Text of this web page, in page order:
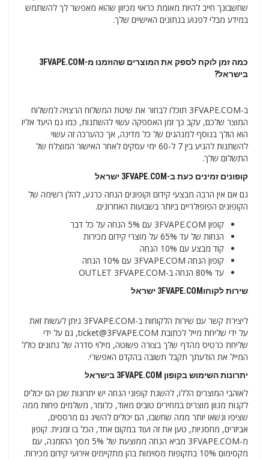
שחשבונך חייב להיות מאומת כראוי מכיוון שהוא מאפשר לך להשתמש
במידע מבלי לפגוע בנתונים האישיים שלך.
כמה זמן לוקח לספק את המוצרים שהוזמנו מ-3FVAPE.COM
בישראל?
ב-3FVAPE.COM תוכלו לבחור את שיטת המשלוח הרצויה למשלוח
המוצר שלכם, עקב כך זמן האספקה ​​עשוי להשתנות, כמו גם היעד אליו
הוא הולך בנוסף למנהגים של כל מדינה, אך כהערכה זה עשוי
להשתנות להגיע בין 7 ל-60 ימי עסקים לאחר האישור המוצלח של
התשלום שלך.
קופונים זמינים כעת ב- 3FVAPE.COM ישראל
גם אם אין הרבה מבצעי קידום וקופונים הנחה כרגע, להלן רשימה של
הקופונים הפופולריים ביותר בשבועות האחרונים.
קופון 3FVAPE.COM עם 5% הנחה על כל דבר
הנחות של עד 65% על מוצרי קידום מכירות
קוד מבצע עם 10% הנחה
קופון הנחה 3FVAPE.COM עם 10% הנחה
עד 80% הנחה ב-OUTLET 3FVAPE.COM
שירות לקוחו3FVAPE.COM ישראל
ליצירת קשר עם שירות הלקוחות ב-3FVAPE.COM ניתן לעשות זאת
על ידי שליחת מייל לכתובת ticket@3FVAPE.COM, גם על ידי
שליחת כרטיס מהדף שלך בצורה פשוטה, מילוי סדרה של נתונים כולל
המייל את הודעתך תקבל תשובה בהקדם האפשרי.
יתרונות השימוש בקופון 3FVAPE.COM בישראל
לאוהבי המוצרים הללו, להשגת קופוני הנחה יש יתרונות שכן הם יכולים
לקנות מגוון מוצרים במחירים טובים מאוד, כלומר, משלמים פחות ממה
שציפו ונשאו יותר ממה שחשבו, הם יכולים להשיג גם מרססים,
אביזרים, מחסניות, טען את זה ועוד במקום אחד, הכל בו זמנית. קופון
מ-3FVAPE.COM מביא הנחה ממוצעת של 5% מסך ההזמנה, עם
מקסימום 10% בתקופות מסוימות בהן מתקיימים אירועי קידום מכירות.